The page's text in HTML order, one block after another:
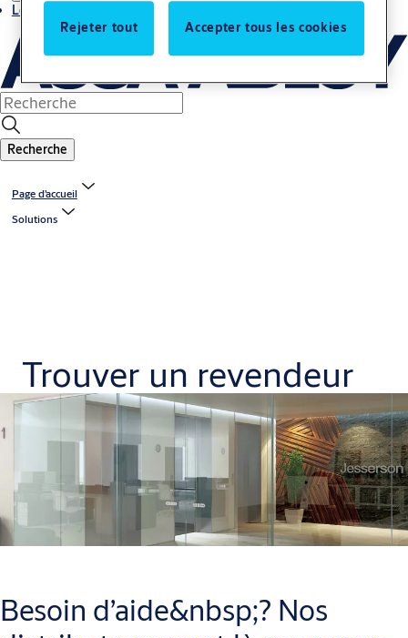
Localiser un bureau
Recherche
Page d’accueil
Solutions
Trouver un revendeur
Besoin d’aide&nbsp;? Nos
Rejeter tout Accepter tous les cookies